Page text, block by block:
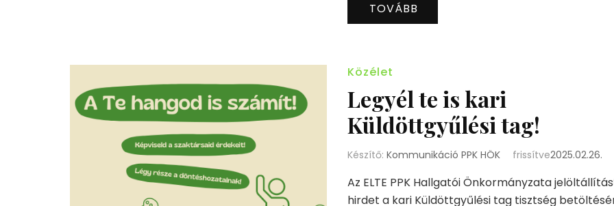
TOVÁBB
Közélet
Legyél te is kari
Küldöttgyűlési tag!
Készítő: Kommunikáció PPK HÖK frissítve2025.02.26.
Az ELTE PPK Hallgatói Önkormányzata
hirdet a kari Küldöttgyűlési tag tisztség